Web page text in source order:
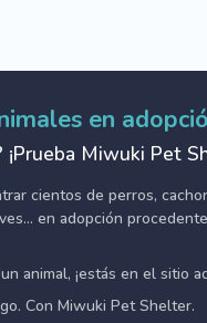
en
¡Prueba Miwuki Pet
cientos de perros,
en adopción
animal, ¡estás en el sitio
Con Miwuki Pet Shelter.